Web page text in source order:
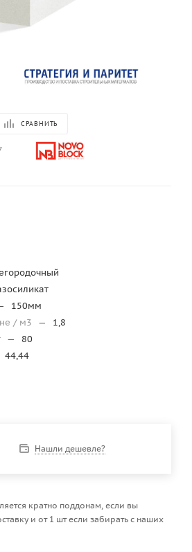
СРАВНИТЬ
150мм
/ м3
—
1,8
—
80
44,44
Нашли дешевле?
кратно поддонам, если вы
и от 1 шт если забирать с наших